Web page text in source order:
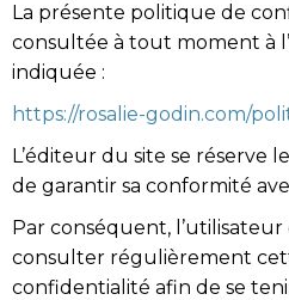
La présente politique de
consultée à tout moment à
indiquée :
https://rosalie-godin.com/
L’éditeur du site se réserve
de garantir sa conformité
Par conséquent, l’utilisateur
consulter régulièrement
confidentialité afin de se